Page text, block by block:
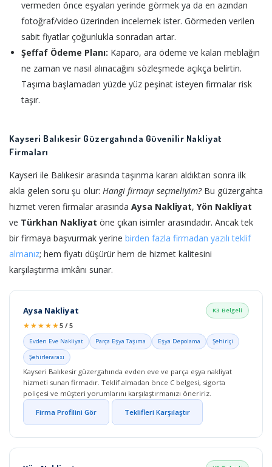
vermeden önce eşyaları yerinde görmek ya da en azından
fotoğraf/video üzerinden incelemek ister. Görmeden verilen
sabit fiyatlar çoğunlukla sonradan artar.
Şeffaf Ödeme Planı: Kaparo, ara ödeme ve kalan meblağın
ne zaman ve nasıl alınacağını sözleşmede açıkça belirtin.
Taşıma başlamadan yüzde yüz peşinat isteyen firmalar risk
taşır.
Kayseri Balıkesir Güzergahında Güvenilir Nakliyat
Firmaları
Kayseri ile Balıkesir arasında taşınma kararı aldıktan sonra ilk
akla gelen soru şu olur: Hangi firmayı seçmeliyim?Bu güzergahta
hizmet veren firmalar arasında Aysa Nakliyat, Yön Nakliyat
ve Türkhan Nakliyat öne çıkan isimler arasındadır. Ancak tek
bir firmaya başvurmak yerine birden fazla firmadan yazılı teklif
almanız; hem fiyatı düşürür hem de hizmet kalitesini
karşılaştırma imkânı sunar.
Aysa Nakliyat K3 Belgeli
★★★★★5 / 5
Evden Eve Nakliyat Parça Eşya Taşıma Eşya Depolama
Şehiriçi
Şehirlerarası
Kayseri Balıkesir güzergahında evden eve ve parça eşya nakliyat
hizmeti sunan firmadır. Teklif almadan önce C belgesi, sigorta
poliçesi ve müşteri yorumlarını karşılaştırmanızı öneririz.
Firma Profilini Gör Teklifleri Karşılaştır